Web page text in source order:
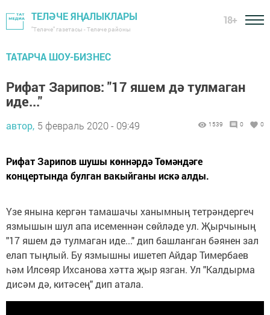
ТЕЛӘЧЕ ЯҢАЛЫКЛАРЫ
"Теләче" газетасы - Теләче районы
18+
ТАТАРЧА ШОУ-БИЗНЕС
Рифат Зарипов: "17 яшем дә тулмаган
иде..."
автор, 5 февраль 2020 - 09:49 1539 0 0
Рифат Зарипов шушы көннәрдә Төмәндәге
концертында булган вакыйганы искә алды.
Үзе янына кергән тамашачы ханымның тетрәндергеч
язмышын шул апа исеменнән сөйләде ул. Җырчының
"17 яшем дә тулмаган иде..." дип башланган бәянен зал
елап тыңлый. Бу язмышны ишетеп Айдар Тимербаев
һәм Илсөяр Ихсанова хәтта җыр язган. Ул "Калдырма
дисәм дә, китәсең" дип атала.